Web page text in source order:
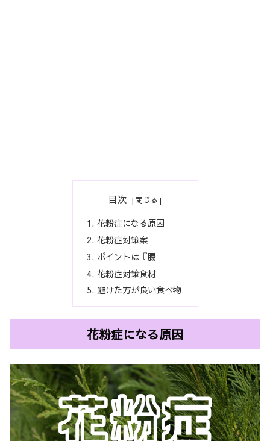
目次
花粉症になる原因
花粉症対策案
ポイントは『腸』
花粉症対策食材
避けた方が良い食べ物
花粉症になる原因